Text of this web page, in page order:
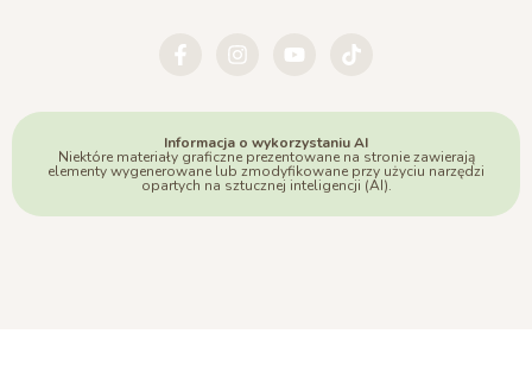
Informacja o wykorzystaniu AI
Niektóre materiały graficzne prezentowane na stronie zawierają
elementy wygenerowane lub zmodyfikowane przy użyciu narzędzi
opartych na sztucznej inteligencji (AI).